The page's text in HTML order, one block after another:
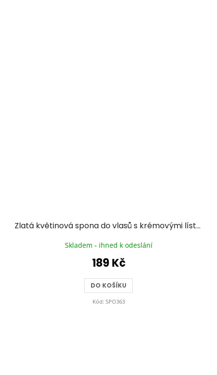
Zlatá květinová spona do vlasů s krémovými lístky a kamínky
Skladem - ihned k odeslání
189 Kč
DO KOŠÍKU
Kód: SPO363